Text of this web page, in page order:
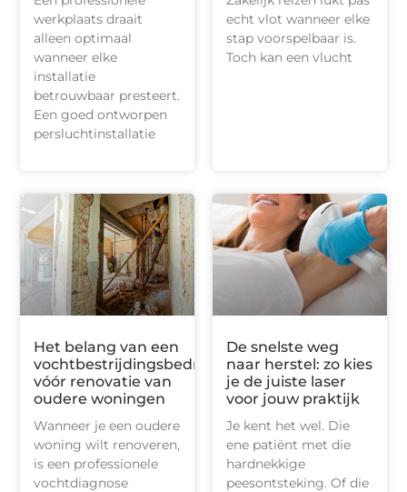
werkplaats draait
alleen optimaal
wanneer elke
installatie
betrouwbaar presteert.
Een goed ontworpen
persluchtinstallatie
echt vlot wanneer elke
stap voorspelbaar is.
Toch kan een vlucht
Het belang van een
vochtbestrijdingsbedrijf
vóór renovatie van
oudere woningen
Wanneer je een oudere
woning wilt renoveren,
is een professionele
vochtdiagnose
De snelste weg
naar herstel: zo kies
je de juiste laser
voor jouw praktijk
Je kent het wel. Die
ene patiënt met die
hardnekkige
peesontsteking. Of die